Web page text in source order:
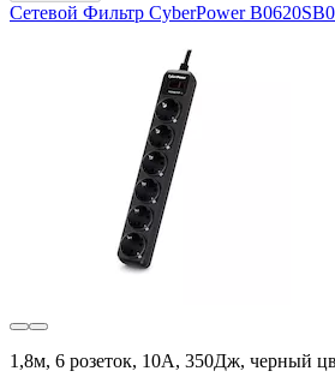
Сетевой Фильтр CyberPower
1,8м, 6 розеток, 10А, 350Дж, черный